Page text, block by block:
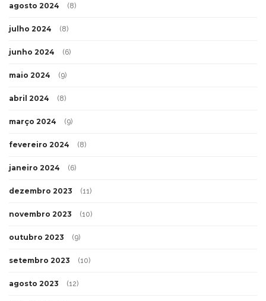
agosto 2024 (8)
julho 2024 (8)
junho 2024 (6)
maio 2024 (9)
abril 2024 (8)
março 2024 (9)
fevereiro 2024 (8)
janeiro 2024 (6)
dezembro 2023 (11)
novembro 2023 (10)
outubro 2023 (9)
setembro 2023 (10)
agosto 2023 (12)